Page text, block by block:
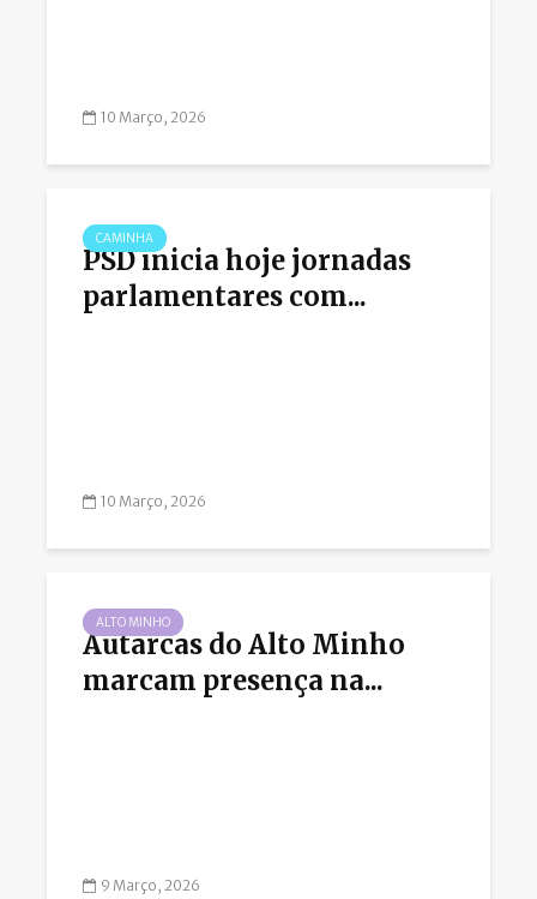
10 Março, 2026
CAMINHA
PSD inicia hoje jornadas
parlamentares com...
10 Março, 2026
ALTO MINHO
Autarcas do Alto Minho
marcam presença na...
9 Março, 2026